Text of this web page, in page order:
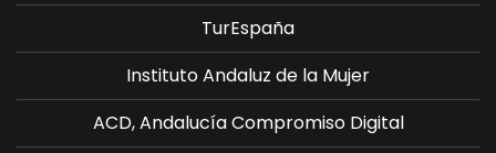
TurEspaña
Instituto Andaluz de la Mujer
ACD, Andalucía Compromiso Digital